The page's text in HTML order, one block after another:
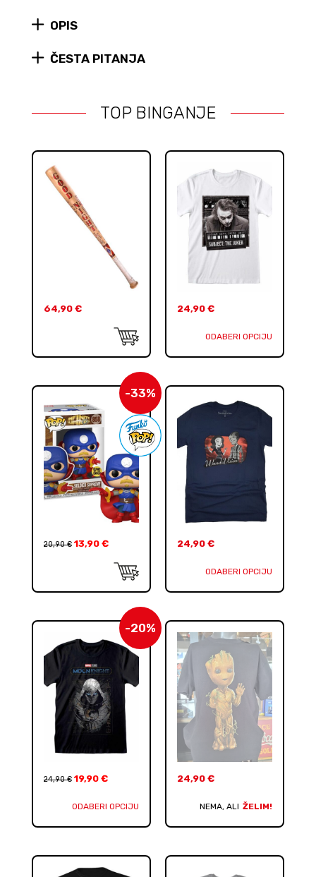
OPIS
ČESTA PITANJA
TOP BINGANJE
64,90 € 24,90 €
ODABERI OPCIJU
-33%
20,90€ 13,90 € 24,90 €
ODABERI OPCIJU
-20%
24,90€ 19,90 €
ODABERI OPCIJU
24,90 €
NEMA, ALI ŽELIM!